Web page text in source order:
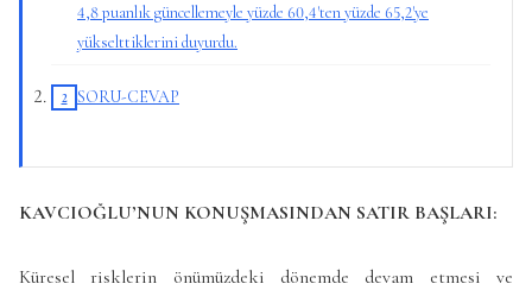
4,8 puanlık güncellemeyle yüzde 60,4'ten yüzde 65,2'ye
yükselttiklerini duyurdu.
SORU-CEVAP
KAVCIOĞLU’NUN KONUŞMASINDAN SATIR BAŞLARI:
Küresel risklerin önümüzdeki dönemde devam etmesi ve